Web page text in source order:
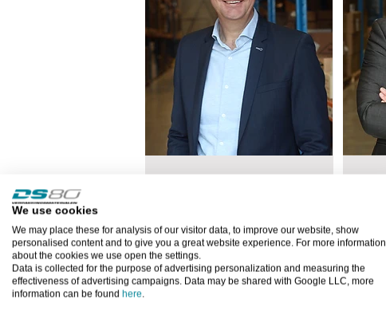
M 06 - 3040 7871
gvdoever@ds80.nl
We use cookies
We may place these for analysis of our visitor data, to improve our website, show
personalised content and to give you a great website experience. For more information
about the cookies we use open the settings.
Data is collected for the purpose of advertising personalization and measuring the
effectiveness of advertising campaigns. Data may be shared with Google LLC, more
information can be found here.